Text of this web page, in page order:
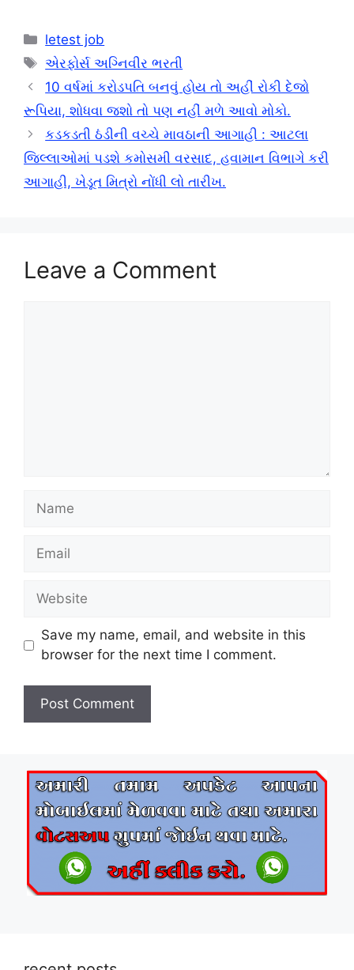
Categories
letest job
Tags
એરફોર્સ અગ્નિવીર ભરતી
10 વર્ષમાં કરોડપતિ બનવું હોય તો અહીં રોકી દેજો
રૂપિયા, શોધવા જશો તો પણ નહીં મળે આવો મોકો.
કડકડતી ઠંડીની વચ્ચે માવઠાની આગાહી : આટલા
જિલ્લાઓમાં પડશે કમોસમી વરસાદ, હવામાન વિભાગે કરી
આગાહી, ખેડૂત મિત્રો નોંધી લો તારીખ.
Leave a Comment
Name
Email
Website
Save my name, email, and website in this
browser for the next time I comment.